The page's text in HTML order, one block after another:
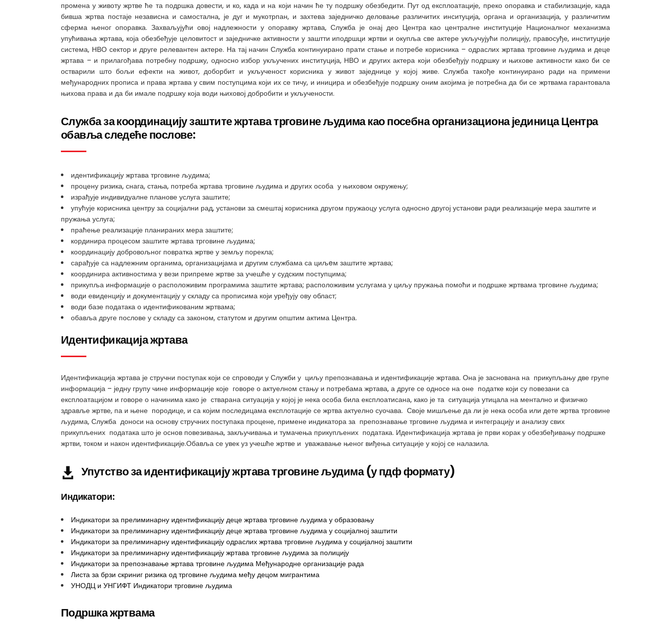
промена у животу жртве ће та подршка довести, и ко, када и на који начин ће ту подршку обезбедити. Пут од експлоатације, преко опоравка и стабилизације, када
бивша жртва постаје независна и самостална, је дуг и мукотрпан, и захтева заједничко деловање различитих инситуција, органа и организација, у различитим
сферма њеног опоравка. Захваљујући овој надлежности у опоравку жртава, Служба је онај део Центра као централне институције Националног механизма
упућивања жртава, која обезбеђује целовитост и заједничке активности у заштти иподршци жртви и окупља све актере укључујући полицију, правосуђе, институције
система, НВО сектор и друге релевантен актере. На тај начин Служба континуирано прати стање и потребе корисника – одраслих жртава трговине људима и деце
жртава – и прилагођава потребну подршку, односно избор укључених институција, НВО и других актера који обезбеђују подршку и њихове активности како би се
остварили што бољи ефекти на живот, доборбит и укљученост корисника у живот заједнице у којој живе. Служба такође континуирано ради на примени
међународних прописа и права жртава у свим поступцима који их се тичу, и иницира и обезбеђује подршку оним акојима је потребна да би се жртвама гарантовала
њихова права и да би имале подршку која води њиховој добробити и укључености.
Служба за координацију заштите жртава трговине људима као посебна организациона јединица Центра
обавља следеће послове:
идентификацију жртава трговине људима;
процену ризика, снага, стања, потреба жртава трговине људима и других особа у њиховом окружењу;
израђује индивидуалне планове услуга заштите;
упућује корисника центру за социјални рад, установи за смештај корисника другом пружаоцу услуга односно другој установи ради реализације мера заштите и
пружања услуга;
праћење реализације планираних мера заштите;
кординира процесом заштите жртава трговине људима;
координацију добровољног повратка жртве у земљу порекла;
сарађује са надлежним органима, организацијама и другим службама са циљeм заштите жртава;
координира активностима у вези припреме жртве за учешће у судским поступцима;
прикупља информације о расположивим програмима заштите жртава; расположивим услугама у циљу пружања помоћи и подршке жртвама трговине људима;
води евиденцију и документацију у складу са прописима који уређују ову област;
води базе података о идентификованим жртвама;
обавља друге послове у складу са законом, статутом и другим општим актима Центра.
Идентификација жртава
Идентификација жртава је стручни поступак који се спроводи у Служби у циљу препознавања и идентификације жртава. Она је заснована на прикупљању две групе
информација – једну групу чине информације које говоре о актуелном стању и потребама жртава, а друге се односе на оне податке који су повезани са
експлоатацијом и говоре о начинима како је стварана ситуација у којој је нека особа била експлоатисана, како је та ситуација утицала на ментално и физичко
здравље жртве, па и њене породице, и са којим последицама експлотације се жртва актуелно суочава. Своје мишљење да ли је нека особа или дете жртва трговине
људима, Служба доноси на основу стручних поступака процене, примене индикатора за препознавање трговине људима и интеграцију и анализу свих
прикупљених података што је основ повезивања, закључивања и тумачења прикупљених података. Идентификација жртава је први корак у обезбеђивању подршке
жртви, током и након идентификације.Обавља се увек уз учешће жртве и уважавање њеног виђења ситуације у којој се налазила.
Упутство за идентификацију жртава трговине људима (у пдф формату)
Индикатори:
Индикатори за прелиминарну идентификацију деце жртава трговине људима у образовању
Индикатори за прелиминарну идентификацију деце жртава трговине људима у социјалној заштити
Индикатори за прелиминарну идентификацију одраслих жртава трговине људима у социјалној заштити
Индикатори за прелиминарну идентификацију жртава трговине људима за полицију
Индикатори за препознавање жртава трговине људима Међународне организације рада
Листа за брзи скриниг ризика од трговине људима међу децом мигрантима
УНОДЦ и УНГИФТ Индикатори трговине људима
Подршка жртвама